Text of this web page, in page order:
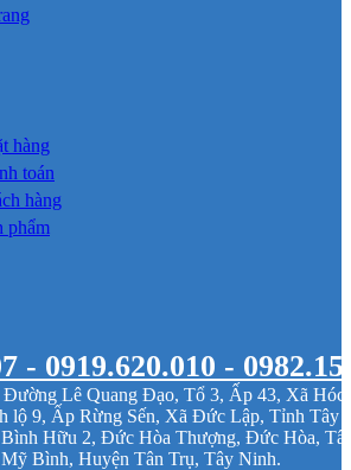
hàng
toán
hàng
phẩm
- 0919.620.010 -
Đường Lê Quang Đạo, Tổ 3, Ấp 43, Xã Hóc
lộ 9, Ấp Rừng Sến, Xã Đức Lập, Tỉnh Tây
Hữu 2, Đức Hòa Thượng, Đức Hòa,
Bình, Huyện Tân Trụ, Tây Ninh.